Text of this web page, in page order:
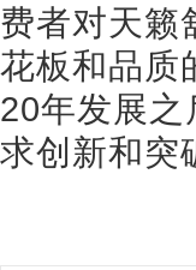
费者对天籁
花板和品质
20年发展
求创新和突